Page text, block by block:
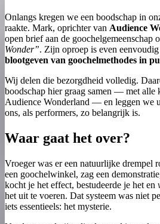
Onlangs kregen we een boodschap in
raakte. Mark, oprichter van Audience
open brief aan de goochelgemeenschap
Wonder”. Zijn oproep is even
blootgeven van goochelmethodes in
Wij delen die bezorgdheid volledig.
boodschap hier graag samen — met alle
Audience Wonderland — en leggen we
ons, als performers, zo belangrijk is.
Waar gaat het over?
Vroeger was er een natuurlijke drempel
een goochelwinkel, zag een
kocht je het effect, bestudeerde je het en
het uit te voeren. Dat systeem was niet
iets essentieels: het mysterie.